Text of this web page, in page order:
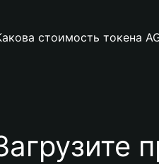
стоимость токена